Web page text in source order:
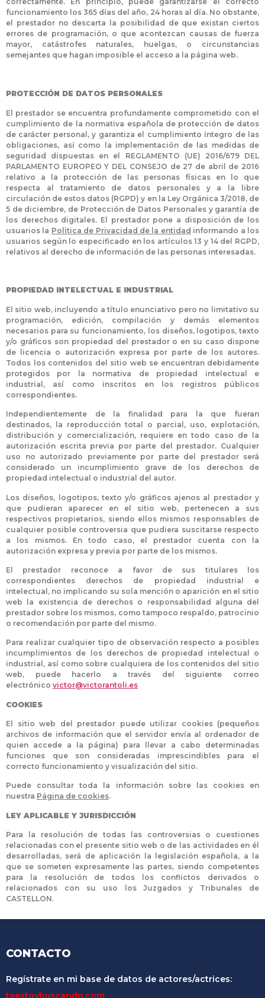
funcionamiento los 365 días del año, 24 horas al día. No obstante,
el prestador no descarta la posibilidad de que existan ciertos
errores de programación, o que acontezcan causas de fuerza
mayor, catástrofes naturales, huelgas, o circunstancias
semejantes que hagan imposible el acceso a la página web.
PROTECCIÓN DE DATOS PERSONALES
El prestador se encuentra profundamente comprometido con el
cumplimiento de la normativa española de protección de datos
de carácter personal, y garantiza el cumplimiento íntegro de las
obligaciones, así como la implementación de las medidas de
seguridad dispuestas en el REGLAMENTO (UE) 2016/679 DEL
PARLAMENTO EUROPEO Y DEL CONSEJO de 27 de abril de 2016
relativo a la protección de las personas físicas en lo que
respecta al tratamiento de datos personales y a la libre
circulación de estos datos (RGPD) y en la Ley Orgánica 3/2018, de
5 de diciembre, de Protección de Datos Personales y garantía de
los derechos digitales. El prestador pone a disposición de los
usuarios la Política de Privacidad de la entidad informando a los
usuarios según lo especificado en los artículos 13 y 14 del RGPD,
relativos al derecho de información de las personas interesadas.
PROPIEDAD INTELECTUAL E INDUSTRIAL
El sitio web, incluyendo a título enunciativo pero no limitativo su
programación, edición, compilación y demás elementos
necesarios para su funcionamiento, los diseños, logotipos, texto
y/o gráficos son propiedad del prestador o en su caso dispone
de licencia o autorización expresa por parte de los autores.
Todos los contenidos del sitio web se encuentran debidamente
protegidos por la normativa de propiedad intelectual e
industrial, así como inscritos en los registros públicos
correspondientes.
Independientemente de la finalidad para la que fueran
destinados, la reproducción total o parcial, uso, explotación,
distribución y comercialización, requiere en todo caso de la
autorización escrita previa por parte del prestador. Cualquier
uso no autorizado previamente por parte del prestador será
considerado un incumplimiento grave de los derechos de
propiedad intelectual o industrial del autor.
Los diseños, logotipos, texto y/o gráficos ajenos al prestador y
que pudieran aparecer en el sitio web, pertenecen a sus
respectivos propietarios, siendo ellos mismos responsables de
cualquier posible controversia que pudiera suscitarse respecto
a los mismos. En todo caso, el prestador cuenta con la
autorización expresa y previa por parte de los mismos.
El prestador reconoce a favor de sus titulares los
correspondientes derechos de propiedad industrial e
intelectual, no implicando su sola mención o aparición en el sitio
web la existencia de derechos o responsabilidad alguna del
prestador sobre los mismos, como tampoco respaldo, patrocinio
o recomendación por parte del mismo.
Para realizar cualquier tipo de observación respecto a posibles
incumplimientos de los derechos de propiedad intelectual o
industrial, así como sobre cualquiera de los contenidos del sitio
web, puede hacerlo a través del siguiente correo
electrónico victor@victorantoli.es
COOKIES
El sitio web del prestador puede utilizar cookies (pequeños
archivos de información que el servidor envía al ordenador de
quien accede a la página) para llevar a cabo determinadas
funciones que son consideradas imprescindibles para el
correcto funcionamiento y visualización del sitio.
Puede consultar toda la información sobre las cookies en
nuestra Página de cookies.
LEY APLICABLE Y JURISDICCIÓN
Para la resolución de todas las controversias o cuestiones
relacionadas con el presente sitio web o de las actividades en él
desarrolladas, será de aplicación la legislación española, a la
que se someten expresamente las partes, siendo competentes
para la resolución de todos los conflictos derivados o
relacionados con su uso los Juzgados y Tribunales de
CASTELLON.
CONTACTO
Regístrate en mi base de datos de actores/actrices:
teestoybuscando.com